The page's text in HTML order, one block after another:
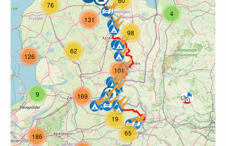
4
98
19
101
65
169
9
62
131
76
126
186